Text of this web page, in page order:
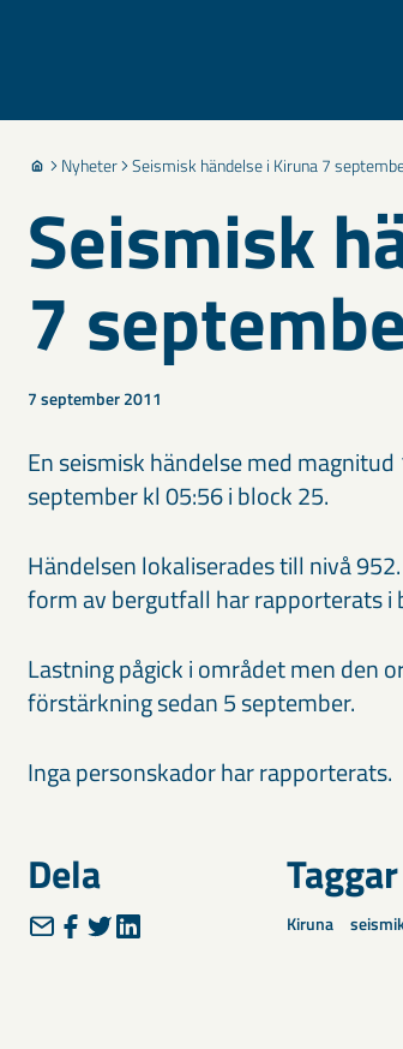
Nyheter Seismisk händelse i Kiruna 7
Seismisk
7
7 september 2011
En seismisk händelse med
september kl 05:56 i block 25.
Händelsen lokaliserades till nivå
form av bergutfall har rapporterats i
Lastning pågick i området men den
förstärkning sedan 5 september.
Inga personskador har rapporterats.
Dela Taggar
Kiruna